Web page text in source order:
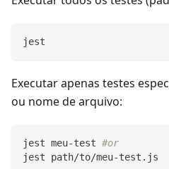
jest
Executar apenas testes
ou nome de arquivo:
jest meu-test #or
jest path/to/meu-test.js